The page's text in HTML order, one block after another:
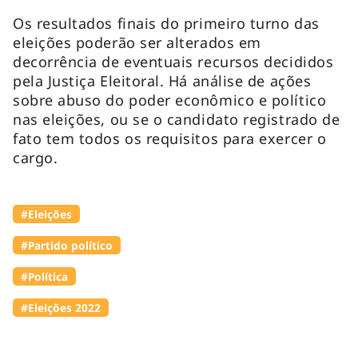
Os resultados finais do primeiro turno das
eleições poderão ser alterados em
decorrência de eventuais recursos decididos
pela Justiça Eleitoral. Há análise de ações
sobre abuso do poder econômico e político
nas eleições, ou se o candidato registrado de
fato tem todos os requisitos para exercer o
cargo.
#Eleições
#Partido político
#Política
#Eleições 2022